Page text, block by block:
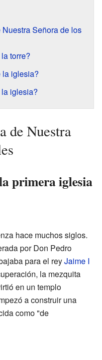
Señora de los
torre?
la iglesia?
iglesia?
de Nuestra
primera iglesia
hace muchos siglos.
por Don Pedro
para el reyJaime I
la mezquita
en un templo
a construir una
como "de